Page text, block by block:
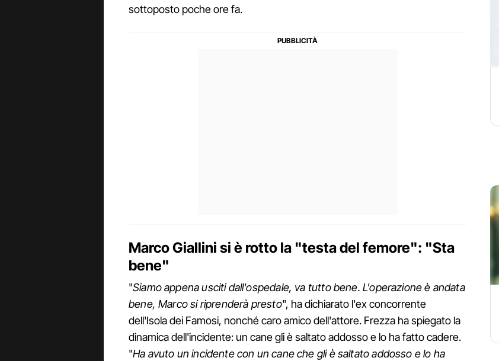
sottoposto poche ore fa.
Marco Giallini si è rotto la "testa del femore": "Sta
bene"
"Siamo appena usciti dall'ospedale, va tutto bene. L'operazione è andata
bene, Marco si riprenderà presto", ha dichiarato l'ex concorrente
dell'Isola dei Famosi, nonché caro amico dell'attore. Frezza ha spiegato la
dinamica dell'incidente: un cane gli è saltato addosso e lo ha fatto cadere.
"Ha avuto un incidente con un cane che gli è saltato addosso e lo ha